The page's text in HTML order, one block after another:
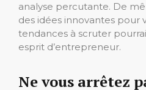
analyse percutante. De
des idées innovantes pour
tendances à scruter
esprit d’entrepreneur.
Ne vous arrêtez